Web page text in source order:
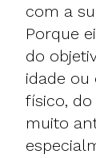
com a
Porque
do
idade ou
físico,
muito